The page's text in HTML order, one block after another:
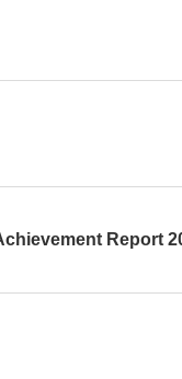
Report